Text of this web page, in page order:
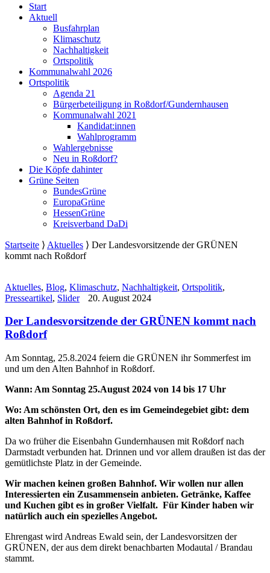
Start
Aktuell
Busfahrplan
Klimaschutz
Nachhaltigkeit
Ortspolitik
Kommunalwahl 2026
Ortspolitik
Agenda 21
Bürgerbeteiligung in Roßdorf/Gundernhausen
Kommunalwahl 2021
Kandidat:innen
Wahlprogramm
Wahlergebnisse
Neu in Roßdorf?
Die Köpfe dahinter
Grüne Seiten
BundesGrüne
EuropaGrüne
HessenGrüne
Kreisverband DaDi
Startseite ⟩ Aktuelles ⟩ Der Landesvorsitzende der GRÜNEN
kommt nach Roßdorf
Aktuelles, Blog, Klimaschutz, Nachhaltigkeit, Ortspolitik,
Presseartikel, Slider 20. August 2024
Der Landesvorsitzende der GRÜNEN kommt nach
Roßdorf
Am Sonntag, 25.8.2024 feiern die GRÜNEN ihr Sommerfest im
und um den Alten Bahnhof in Roßdorf.
Wann: Am Sonntag 25.August 2024 von 14 bis 17 Uhr
Wo: Am schönsten Ort, den es im Gemeindegebiet gibt: dem
alten Bahnhof in Roßdorf.
Da wo früher die Eisenbahn Gundernhausen mit Roßdorf nach
Darmstadt verbunden hat. Drinnen und vor allem draußen ist das der
gemütlichste Platz in der Gemeinde.
Wir machen keinen großen Bahnhof. Wir wollen nur allen
Interessierten ein Zusammensein anbieten. Getränke, Kaffee
und Kuchen gibt es in großer Vielfalt. Für Kinder haben wir
natürlich auch ein spezielles Angebot.
Ehrengast wird Andreas Ewald sein, der Landesvorsitzen der
GRÜNEN, der aus dem direkt benachbarten Modautal / Brandau
stammt.